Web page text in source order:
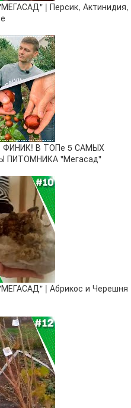
| Персик, Актинидия,
В ТОПе 5 САМЫХ
ПИТОМНИКА "Мегасад"
| Абрикос и Черешня